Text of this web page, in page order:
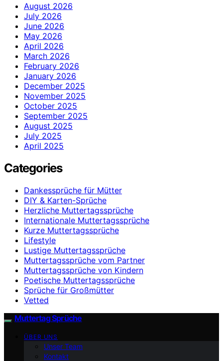
August 2026
July 2026
June 2026
May 2026
April 2026
March 2026
February 2026
January 2026
December 2025
November 2025
October 2025
September 2025
August 2025
July 2025
April 2025
Categories
Dankessprüche für Mütter
DIY & Karten-Sprüche
Herzliche Muttertagssprüche
Internationale Muttertagssprüche
Kurze Muttertagssprüche
Lifestyle
Lustige Muttertagssprüche
Muttertagssprüche vom Partner
Muttertagssprüche von Kindern
Poetische Muttertagssprüche
Sprüche für Großmütter
Vetted
Muttertag Sprüche
ÜBER UNS
Unser Team
Kontakt